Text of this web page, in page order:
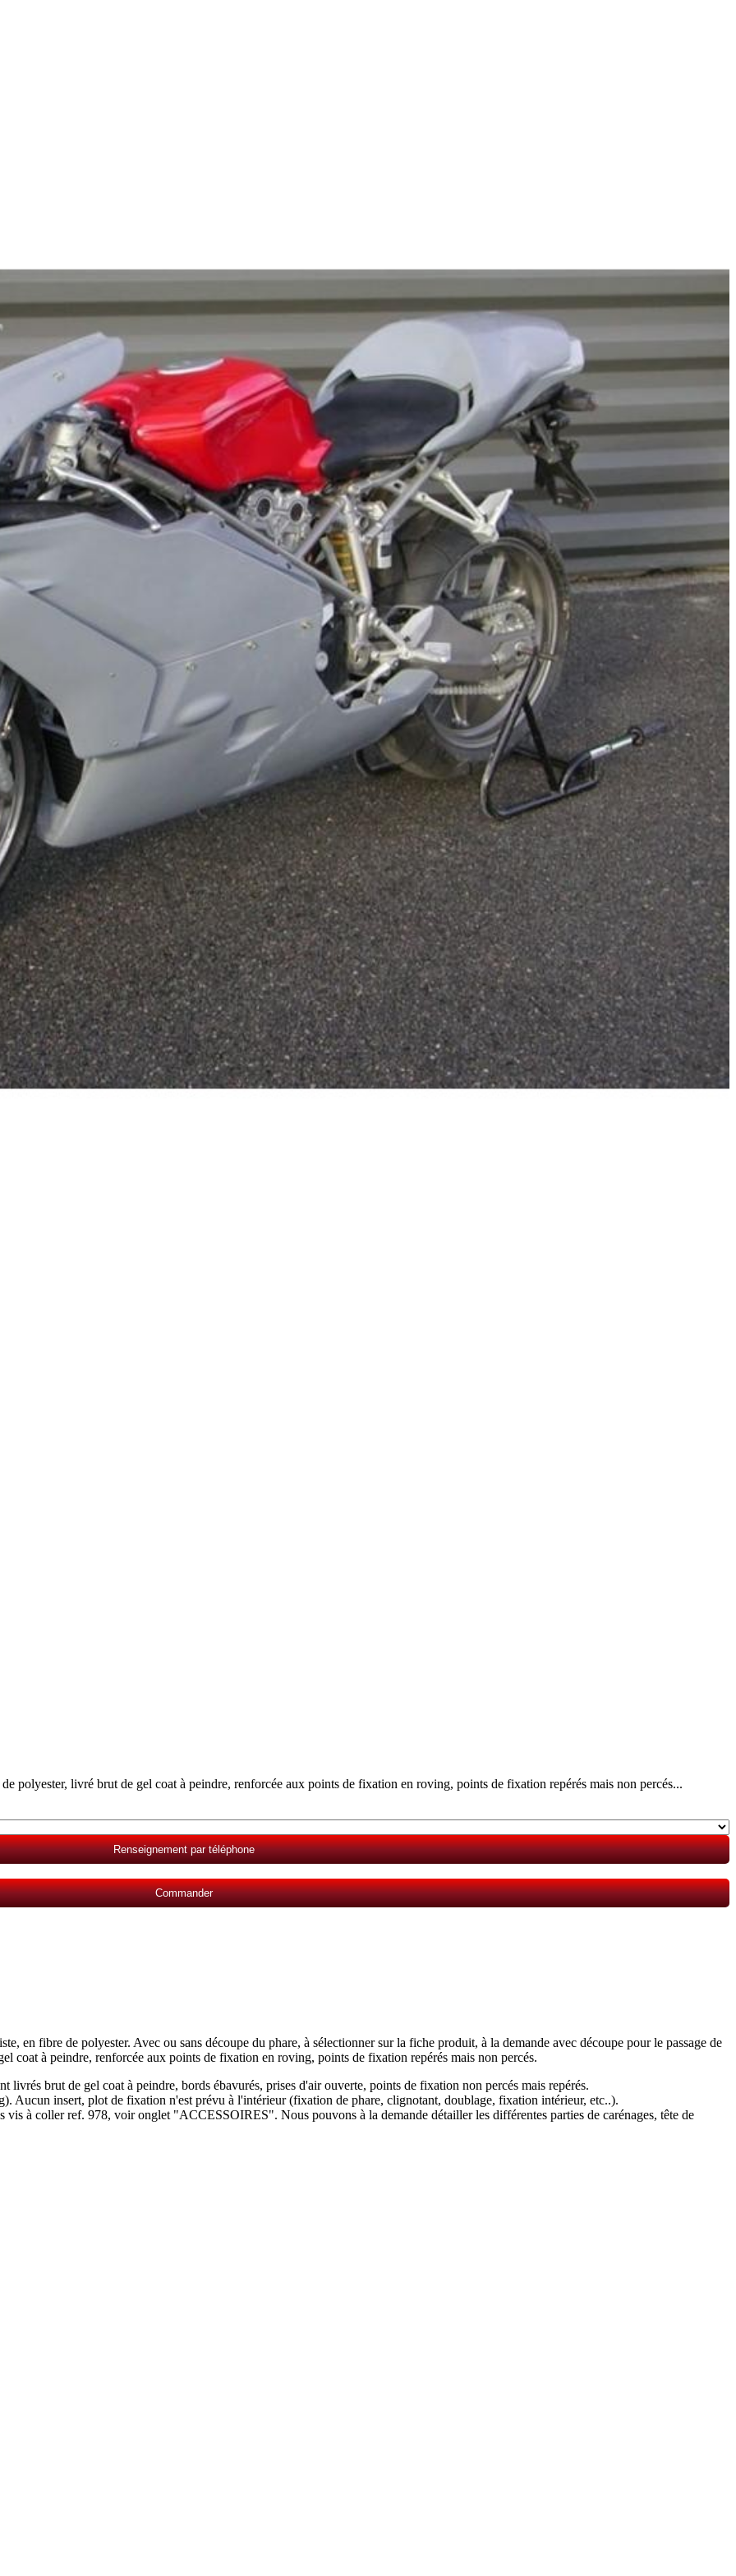
polyester, livré brut de gel coat à peindre, renforcée aux points de fixation en roving, points de fixation repérés mais non percés...
Renseignement par téléphone
Commander
en fibre de polyester. Avec ou sans découpe du phare, à sélectionner sur la fiche produit, à la demande avec découpe pour le passage de
coat à peindre, renforcée aux points de fixation en roving, points de fixation repérés mais non percés.
livrés brut de gel coat à peindre, bords ébavurés, prises d'air ouverte, points de fixation non percés mais repérés.
Aucun insert, plot de fixation n'est prévu à l'intérieur (fixation de phare, clignotant, doublage, fixation intérieur, etc..).
à coller ref. 978, voir onglet "ACCESSOIRES". Nous pouvons à la demande détailler les différentes parties de carénages, tête de